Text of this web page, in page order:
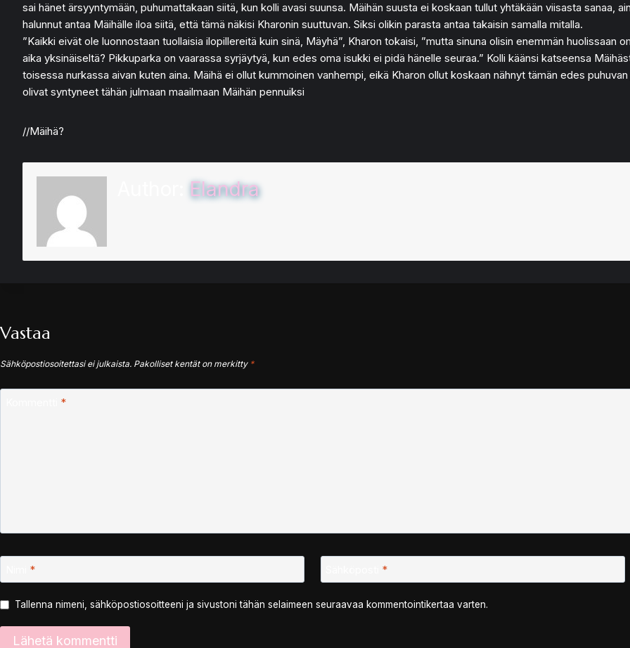
sai hänet ärsyyntymään, puhumattakaan siitä, kun kolli avasi suunsa. Mäihän suusta ei koskaan tullut yhtäkään viisasta sanaa,
halunnut antaa Mäihälle iloa siitä, että tämä näkisi Kharonin suuttuvan. Siksi olikin parasta antaa takaisin samalla mitalla.
”Kaikki eivät ole luonnostaan tuollaisia ilopillereitä kuin sinä, Mäyhä”, Kharon tokaisi, ”mutta sinuna olisin enemmän huolissaan
aika yksinäiseltä? Pikkuparka on vaarassa syrjäytyä, kun edes oma isukki ei pidä hänelle seuraa.” Kolli käänsi katseensa
toisessa nurkassa aivan kuten aina. Mäihä ei ollut kummoinen vanhempi, eikä Kharon ollut koskaan nähnyt tämän edes
olivat syntyneet tähän julmaan maailmaan Mäihän pennuiksi
//Mäihä?
Elandra
Vastaa
Sähköpostiosoitettasi ei julkaista. Pakolliset kentät on merkitty *
*
* *
Tallenna nimeni, sähköpostiosoitteeni ja sivustoni tähän selaimeen seuraavaa kommentointikertaa varten.